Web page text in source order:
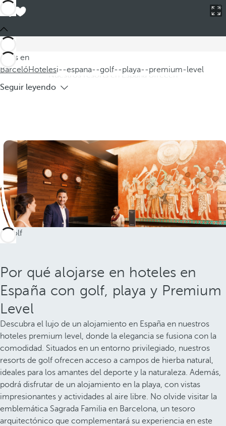
Estás en
BarcelóHotelesi--espana--golf--playa--premium-level
Barceló
i--espana--golf--playa--premium-level
premium level
Descubra nuestros hoteles en España que combinan golf y
playa en un entorno de lujo con el concepto premium level.
Nuestros resorts en España ofrecen
Seguir leyendo
Por qué alojarse en hoteles en
España con golf, playa y Premium
Level
Descubra el lujo de un alojamiento en España en nuestros
hoteles premium level, donde la elegancia se fusiona con la
comodidad. Situados en un entorno privilegiado, nuestros
resorts de golf ofrecen acceso a campos de hierba natural,
ideales para los amantes del deporte y la naturaleza. Además,
podrá disfrutar de un alojamiento en la playa, con vistas
impresionantes y actividades al aire libre. No olvide visitar la
emblemática Sagrada Familia en Barcelona, un tesoro
arquitectónico que complementará su experiencia en este